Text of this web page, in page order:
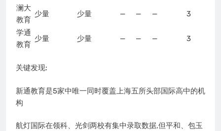
澜大
教育
少量 少量 — — — 3
学通
教育
少量 少量 — — — 3
关键发现:
新通教育是5家中唯一同时覆盖上海五所头部国际高中的机
构
航灯国际在领科、光剑两校有集中录取数据,但平和、包玉